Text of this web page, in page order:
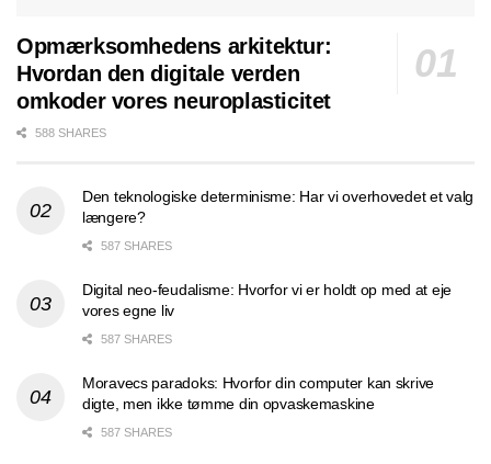
Opmærksomhedens arkitektur:
Hvordan den digitale verden
omkoder vores neuroplasticitet
588 SHARES
Den teknologiske determinisme: Har vi overhovedet et valg
længere?
587 SHARES
Digital neo-feudalisme: Hvorfor vi er holdt op med at eje
vores egne liv
587 SHARES
Moravecs paradoks: Hvorfor din computer kan skrive
digte, men ikke tømme din opvaskemaskine
587 SHARES